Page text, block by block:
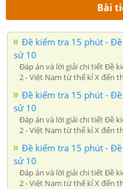
Bài
Đề kiểm tra 15 phút - Đề
sử 10
Đáp án và lời giải chi tiết Đề
2 - Việt Nam từ thế kỉ X đến
Đề kiểm tra 15 phút - Đề
sử 10
Đáp án và lời giải chi tiết Đề
2 - Việt Nam từ thế kỉ X đến
Đề kiểm tra 15 phút - Đề
sử 10
Đáp án và lời giải chi tiết Đề
2 - Việt Nam từ thế kỉ X đến